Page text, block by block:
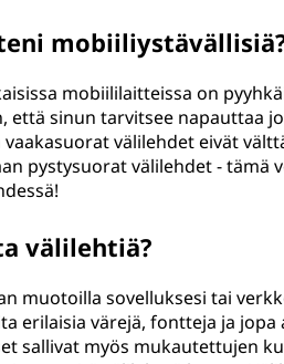
mobiililaitteissa on
että sinun tarvitsee napauttaa
välilehdet eivät
pystysuorat välilehdet - tämä
välilehtiä?
muotoilla sovelluksesi tai
erilaisia värejä, fontteja ja
sallivat myös mukautettujen